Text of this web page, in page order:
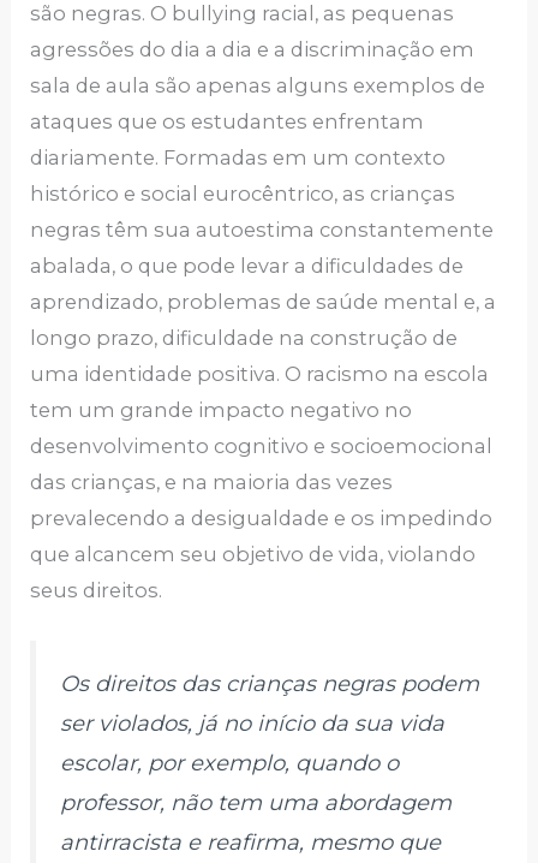
são negras. O bullying racial, as pequenas
agressões do dia a dia e a discriminação em
sala de aula são apenas alguns exemplos de
ataques que os estudantes enfrentam
diariamente. Formadas em um contexto
histórico e social eurocêntrico, as crianças
negras têm sua autoestima constantemente
abalada, o que pode levar a dificuldades de
aprendizado, problemas de saúde mental e, a
longo prazo, dificuldade na construção de
uma identidade positiva. O racismo na escola
tem um grande impacto negativo no
desenvolvimento cognitivo e socioemocional
das crianças, e na maioria das vezes
prevalecendo a desigualdade e os impedindo
que alcancem seu objetivo de vida, violando
seus direitos.
Os direitos das crianças negras podem
ser violados, já no início da sua vida
escolar, por exemplo, quando o
professor, não tem uma abordagem
antirracista e reafirma, mesmo que